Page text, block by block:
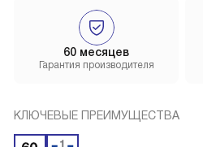
60 месяцев
Гарантия производителя
КЛЮЧЕВЫЕ ПРЕИМУЩЕСТВА